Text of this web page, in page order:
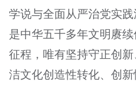
学说与全面从严治党实
是中华五千多年文明赓
征程，唯有坚持守正创
洁文化创造性转化、创